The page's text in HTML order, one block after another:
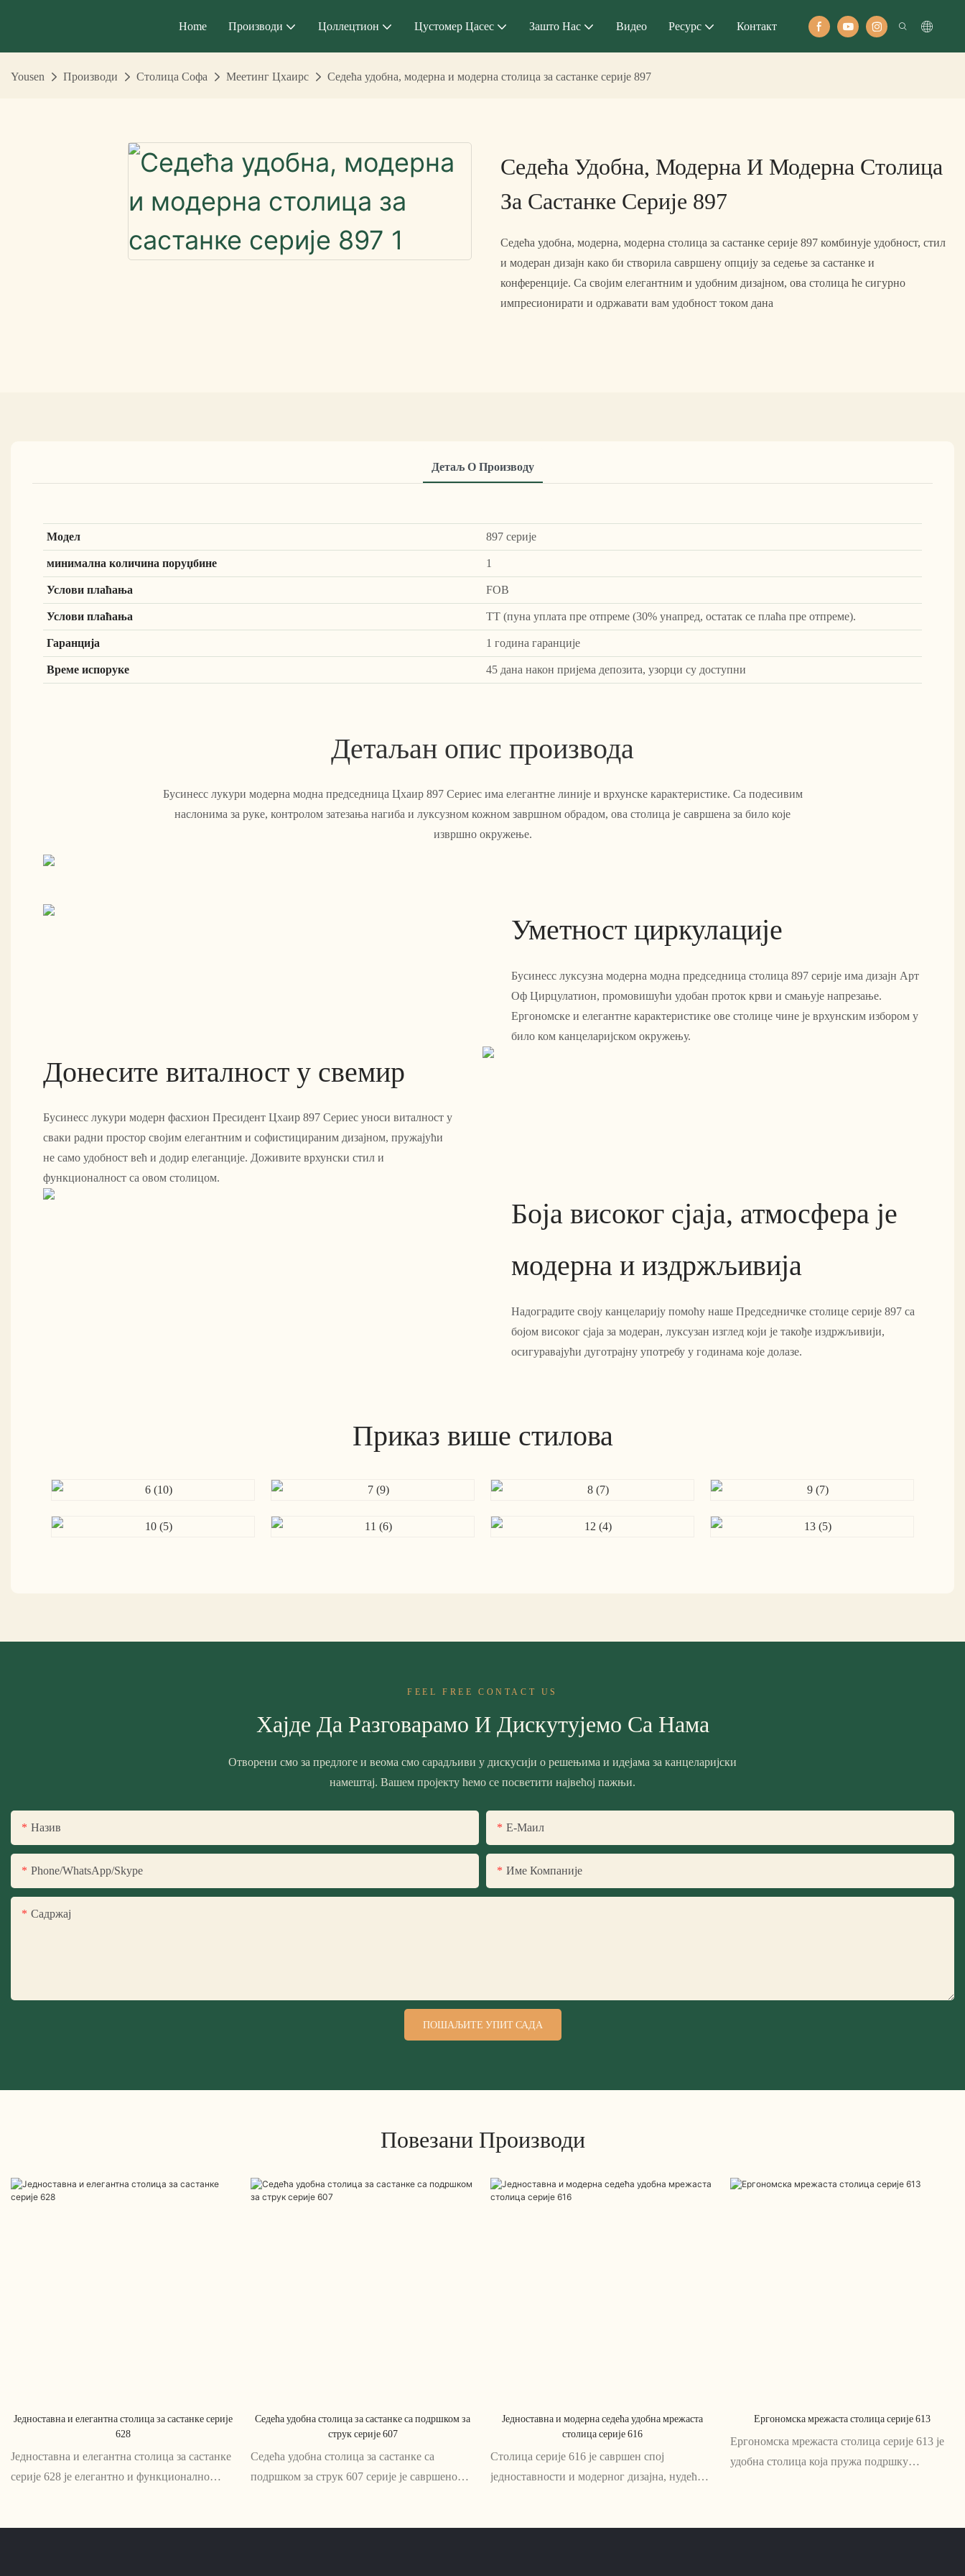
Home Производи Цоллецтион Цустомер Цасес Зашто Нас Видео Ресурс Контакт
Yousen Производи Столица Софа Меетинг Цхаирс Седећа удобна, модерна и модерна столица за састанке серије 897
Седећа Удобна, Модерна И Модерна Столица
За Састанке Серије 897
Седећа удобна, модерна, модерна столица за састанке серије 897 комбинује удобност, стил
и модеран дизајн како би створила савршену опцију за седење за састанке и
конференције. Са својим елегантним и удобним дизајном, ова столица ће сигурно
импресионирати и одржавати вам удобност током дана
Детаљ О Производу
Модел
897 серије
минимална количина поруџбине
1
Услови плаћања
FOB
Услови плаћања
ТТ (пуна уплата пре отпреме (30% унапред, остатак се плаћа пре отпреме).
Гаранција
1 година гаранције
Време испоруке
45 дана након пријема депозита, узорци су доступни
Детаљан опис производа
Бусинесс лукури модерна модна председница Цхаир 897 Сериес има елегантне линије и врхунске карактеристике. Са подесивим
наслонима за руке, контролом затезања нагиба и луксузном кожном завршном обрадом, ова столица је савршена за било које
извршно окружење.
Уметност циркулације
Бусинесс луксузна модерна модна председница столица 897 серије има дизајн Арт
Оф Цирцулатион, промовишући удобан проток крви и смањује напрезање.
Ергономске и елегантне карактеристике ове столице чине је врхунским избором у
било ком канцеларијском окружењу.
Донесите виталност у свемир
Бусинесс лукури модерн фасхион Пресидент Цхаир 897 Сериес уноси виталност у
сваки радни простор својим елегантним и софистицираним дизајном, пружајући
не само удобност већ и додир елеганције. Доживите врхунски стил и
функционалност са овом столицом.
Боја високог сјаја, атмосфера је
модерна и издржљивија
Надоградите своју канцеларију помоћу наше Председничке столице серије 897 са
бојом високог сјаја за модеран, луксузан изглед који је такође издржљивији,
осигуравајући дуготрајну употребу у годинама које долазе.
Приказ више стилова
FEEL FREE CONTACT US
Хајде Да Разговарамо И Дискутујемо Са Нама
Отворени смо за предлоге и веома смо сарадљиви у дискусији о решењима и идејама за канцеларијски
намештај. Вашем пројекту ћемо се посветити највећој пажњи.
Назив Е-Маил
Phone/WhatsApp/Skype Име Компаније
Садржај
ПОШАЉИТЕ УПИТ САДА
Повезани Производи
Једноставна и елегантна столица за састанке серије
628
Једноставна и елегантна столица за састанке
серије 628 је елегантно и функционално
Седећа удобна столица за састанке са подршком за
струк серије 607
Седећа удобна столица за састанке са
подршком за струк 607 серије је савршено
Једноставна и модерна седећа удобна мрежаста
столица серије 616
Столица серије 616 је савршен спој
једноставности и модерног дизајна, нудећи
Ергономска мрежаста столица серије 613
Ергономска мрежаста столица серије 613 је
удобна столица која пружа подршку